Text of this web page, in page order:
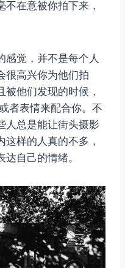
在意被你拍下来，
感觉，并不是每个人
很高兴你为他们拍
他们发现的时候，
者表情来配合你。不
人总是能让街头摄影
样的人真的不多，
自己的情绪。